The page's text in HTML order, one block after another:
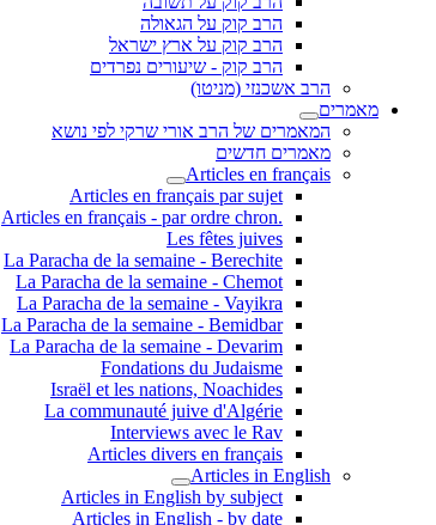
הרב קוק על הגאולה
הרב קוק על ארץ ישראל
הרב קוק - שיעורים נפרדים
הרב אשכנזי (מניטו)
מאמרים
המאמרים של הרב אורי שרקי לפי נושא
מאמרים חדשים
Articles en français
Articles en français par sujet
.Articles en français - par ordre chron
Les fêtes juives
La Paracha de la semaine - Berechite
La Paracha de la semaine - Chemot
La Paracha de la semaine - Vayikra
La Paracha de la semaine - Bemidbar
La Paracha de la semaine - Devarim
Fondations du Judaisme
Israël et les nations, Noachides
La communauté juive d'Algérie
Interviews avec le Rav
Articles divers en français
Articles in English
Articles in English by subject
Articles in English - by date